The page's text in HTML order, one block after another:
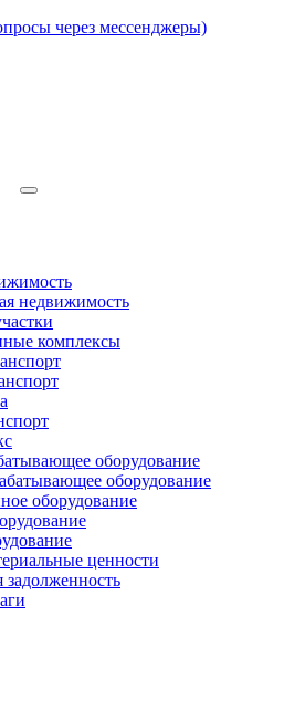
через мессенджеры)
недвижимость
комплексы
оборудование
оборудование
оборудование
ценности
задолженность